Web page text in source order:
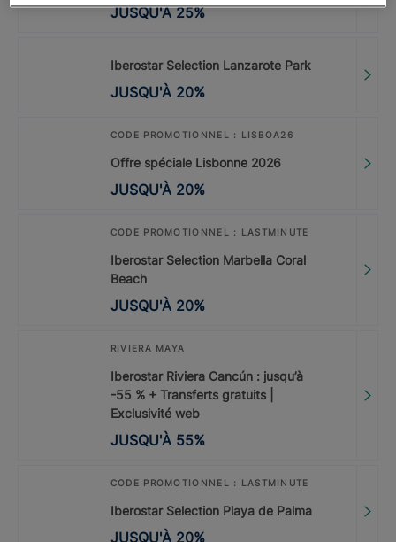
JUSQU'À 25%
Iberostar Selection Lanzarote Park
JUSQU'À 20%
CODE PROMOTIONNEL : LISBOA26
Offre spéciale Lisbonne 2026
JUSQU'À 20%
CODE PROMOTIONNEL : LASTMINUTE
Iberostar Selection Marbella Coral
Beach
JUSQU'À 20%
RIVIERA MAYA
Iberostar Riviera Cancún : jusqu’à
-55 % + Transferts gratuits |
Exclusivité web
JUSQU'À 55%
CODE PROMOTIONNEL : LASTMINUTE
Iberostar Selection Playa de Palma
JUSQU'À 20%